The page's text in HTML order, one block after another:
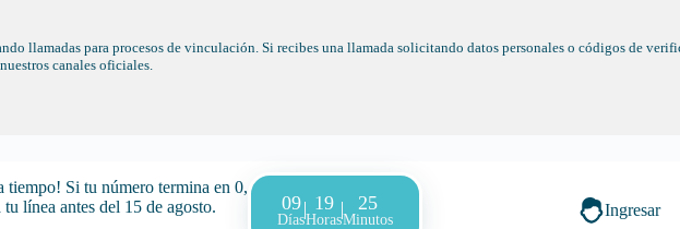
llamadas para procesos de vinculación. Si recibes una llamada solicitando datos personales o códigos de
canales oficiales.
tiempo! Si tu número termina en 0,
línea antes del 15 de agosto.
09
Días
19
Horas
25
Minutos
Ingresar